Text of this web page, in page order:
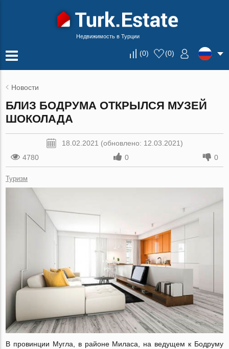
Недвижимость в Турции
(0) (0)
Новости
БЛИЗ БОДРУМА ОТКРЫЛСЯ МУЗЕЙ
ШОКОЛАДА
18.02.2021 (обновлено: 12.03.2021)
4780
0 0
Туризм
В провинции Мугла, в районе Миласа, на ведущем к Бодруму